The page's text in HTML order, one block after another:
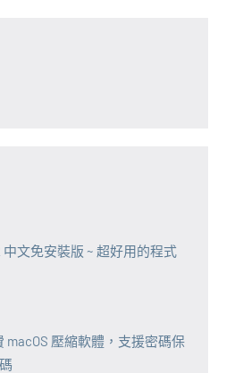
文免安裝版 ~ 超好用的程式
macOS 壓縮軟體，支援密碼保